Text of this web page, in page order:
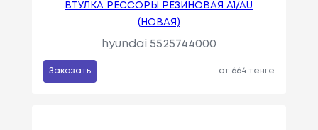
ВТУЛКА РЕССОРЫ РЕЗИНОВАЯ A1/AU
(НОВАЯ)
hyundai 5525744000
Заказать от 664 тенге